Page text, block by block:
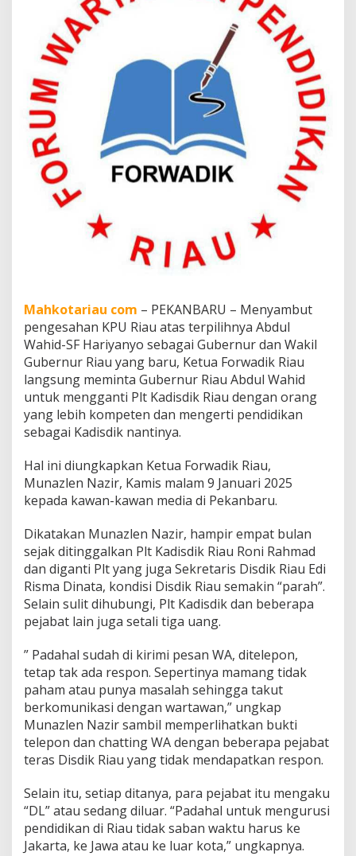
t
b
r
B
r
i
h
s
d
k
i
a
u
a
g
K
m
p
e
t
e
n
d
B
i
d
a
n
g
P
e
n
i
d
i
k
a
Mahkotariau com – PEKANBARU – Menyambut
pengesahan KPU Riau atas terpilihnya Abdul
Wahid-SF Hariyanyo sebagai Gubernur dan Wakil
Gubernur Riau yang baru, Ketua Forwadik Riau
langsung meminta Gubernur Riau Abdul Wahid
untuk mengganti Plt Kadisdik Riau dengan orang
yang lebih kompeten dan mengerti pendidikan
sebagai Kadisdik nantinya.
Hal ini diungkapkan Ketua Forwadik Riau,
Munazlen Nazir, Kamis malam 9 Januari 2025
kepada kawan-kawan media di Pekanbaru.
Dikatakan Munazlen Nazir, hampir empat bulan
sejak ditinggalkan Plt Kadisdik Riau Roni Rahmad
dan diganti Plt yang juga Sekretaris Disdik Riau Edi
Risma Dinata, kondisi Disdik Riau semakin “parah”.
Selain sulit dihubungi, Plt Kadisdik dan beberapa
pejabat lain juga setali tiga uang.
” Padahal sudah di kirimi pesan WA, ditelepon,
tetap tak ada respon. Sepertinya mamang tidak
paham atau punya masalah sehingga takut
berkomunikasi dengan wartawan,” ungkap
Munazlen Nazir sambil memperlihatkan bukti
telepon dan chatting WA dengan beberapa pejabat
teras Disdik Riau yang tidak mendapatkan respon.
Selain itu, setiap ditanya, para pejabat itu mengaku
“DL” atau sedang diluar. “Padahal untuk mengurusi
pendidikan di Riau tidak saban waktu harus ke
Jakarta, ke Jawa atau ke luar kota,” ungkapnya.